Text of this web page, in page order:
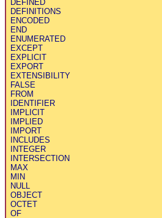
DEFINED
DEFINITIONS
ENCODED
END
ENUMERATED
EXCEPT
EXPLICIT
EXPORT
EXTENSIBILITY
FALSE
FROM
IDENTIFIER
IMPLICIT
IMPLIED
IMPORT
INCLUDES
INTEGER
INTERSECTION
MAX
MIN
NULL
OBJECT
OCTET
OF